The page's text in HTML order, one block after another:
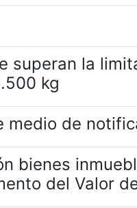
superan la
kg
medio de
bienes
del Valor